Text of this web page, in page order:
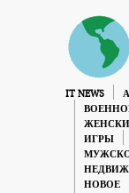
IT NEWS
ИГРЫ
НОВОЕ